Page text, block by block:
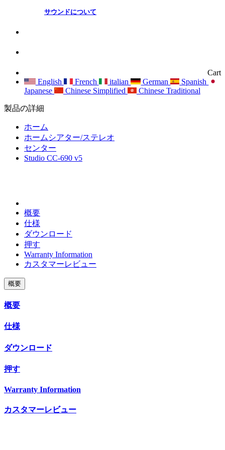
サウンドについて
Cart
English
French italian German
Spanish
Japanese
Chinese Simplified Chinese Traditional
製品の詳細
ホーム
ホームシアター/ステレオ
センター
Studio CC-690 v5
概要
仕様
ダウンロード
押す
Warranty Information
カスタマーレビュー
概要
概要
仕様
ダウンロード
押す
Warranty Information
カスタマーレビュー